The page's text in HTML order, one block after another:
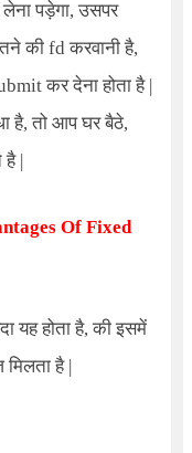
पड़ेगा, उसपर
की fd करवानी है,
कर देना होता है |
है, तो आप घर बैठे,
है |
Of Fixed
यह होता है, की इसमें
है |